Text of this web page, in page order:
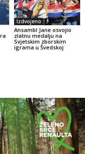
Izdvojeno
Ansambl Jane osvojio
zlatnu medalju na
Svjetskim zborskim
igrama u Švedskoj